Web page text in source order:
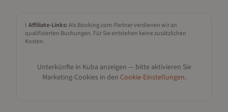
ℹ️ Affiliate-Links:Als Booking.com-Partner verdienen wir an
qualifizierten Buchungen. Für Sie entstehen keine zusätzlichen
Kosten.
Unterkünfte in Kuba anzeigen — bitte aktivieren Sie
Marketing-Cookies in den Cookie-Einstellungen.